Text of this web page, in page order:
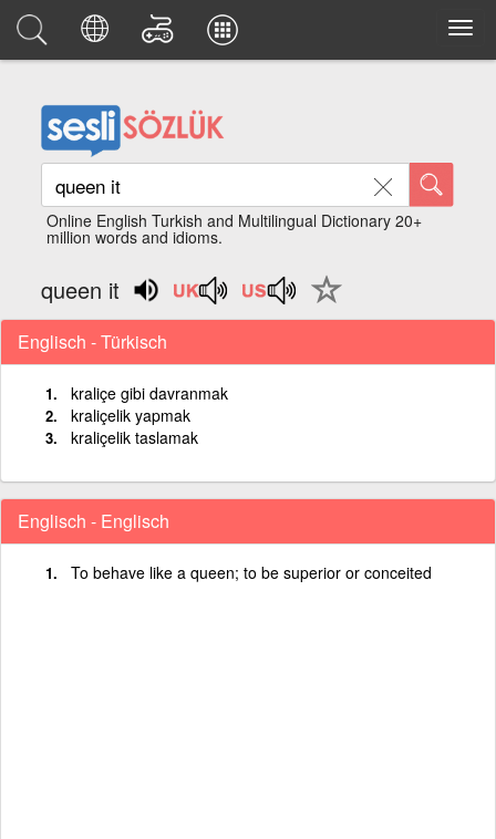
Online English Turkish and Multilingual Dictionary 20+
million words and idioms.
queen it
Englisch - Türkisch
kraliçe gibi davranmak
kraliçelik yapmak
kraliçelik taslamak
Englisch - Englisch
To behave like a queen; to be superior or conceited